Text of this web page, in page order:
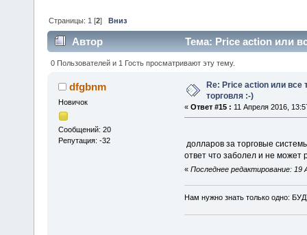
Страницы: 1 [2]Вниз
Автор Тема: Price action или
0 Пользователей и 1 Гость просматривают эту тему.
dfgbnm
Новичок
Сообщений: 20
Репутация: -32
Re: Price action или все
торговля :-)
« Ответ #15 : 11 Апреля 2016,
долларов за торговые
ответ что заболел и не может
« Последнее редактирование: 19
Нам нужно знать только одно: